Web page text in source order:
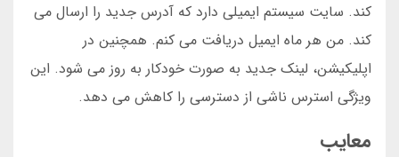
کند. سایت سیستم ایمیلی دارد که آدرس جدید را ارسال می
کند. من هر ماه ایمیل دریافت می کنم. همچنین در
اپلیکیشن، لینک جدید به صورت خودکار به روز می شود. این
ویژگی استرس ناشی از دسترسی را کاهش می دهد.
معایب